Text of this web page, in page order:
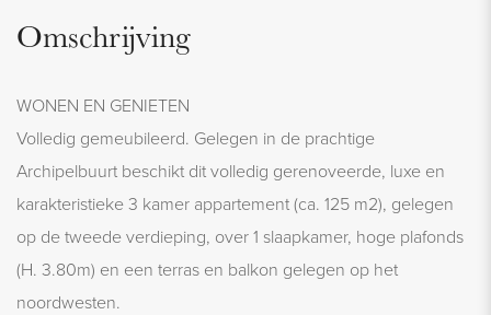
Omschrijving
WONEN EN GENIETEN
Volledig gemeubileerd. Gelegen in de prachtige
Archipelbuurt beschikt dit volledig gerenoveerde, luxe en
karakteristieke 3 kamer appartement (ca. 125 m2), gelegen
op de tweede verdieping, over 1 slaapkamer, hoge plafonds
(H. 3.80m) en een terras en balkon gelegen op het
noordwesten.